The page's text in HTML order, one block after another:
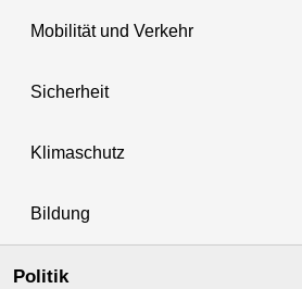
Mobilität und Verkehr
Sicherheit
Klimaschutz
Bildung
Politik